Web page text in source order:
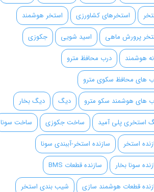
استخرهای کشاورزی
استخر هوشمند
پرورش ماهی
اسید شویی
جکوزی
هوشمند
درب محافظ مترو
های محافظ سکوی مترو
های هوشمند سکو مترو
دیگ
دیگ بخار
استخری پلی آمید
ساخت جکوزی
ساخت سونا
استخر
سازنده استخر-آببندی سونا
سونا بخار
سازنده قطعات BMS
قطعات هوشمند سازی
شیب بندی استخر